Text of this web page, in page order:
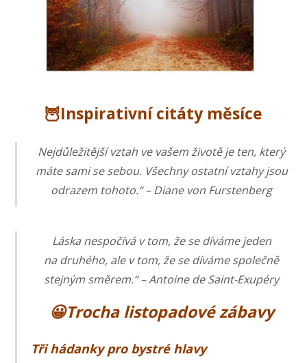
🦉Inspirativní citáty měsíce
Nejdůležitější vztah ve vašem životě je ten, který
máte sami se sebou. Všechny ostatní vztahy jsou
odrazem tohoto.“ –Diane von Furstenberg
Láska nespočívá v tom, že se díváme jeden
na druhého, ale v tom, že se díváme společně
stejným směrem.“ –Antoine de Saint-Exupéry
😀Trocha listopadové zábavy
Tři hádanky pro bystré hlavy